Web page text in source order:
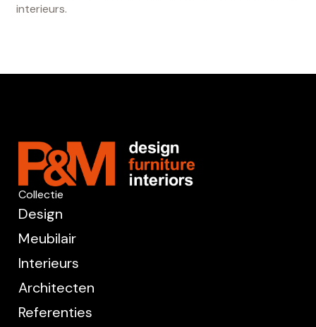
interieurs.
Collectie
Design
Meubilair
Interieurs
Architecten
Referenties